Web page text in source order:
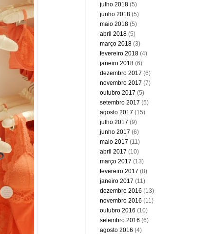
julho 2018 (5)
junho 2018 (5)
maio 2018 (5)
abril 2018 (5)
março 2018 (3)
fevereiro 2018 (4)
janeiro 2018 (6)
dezembro 2017 (6)
novembro 2017 (7)
outubro 2017 (5)
setembro 2017 (5)
agosto 2017 (15)
julho 2017 (9)
junho 2017 (6)
maio 2017 (11)
abril 2017 (10)
março 2017 (13)
fevereiro 2017 (8)
janeiro 2017 (11)
dezembro 2016 (13)
novembro 2016 (11)
outubro 2016 (10)
setembro 2016 (6)
agosto 2016 (4)